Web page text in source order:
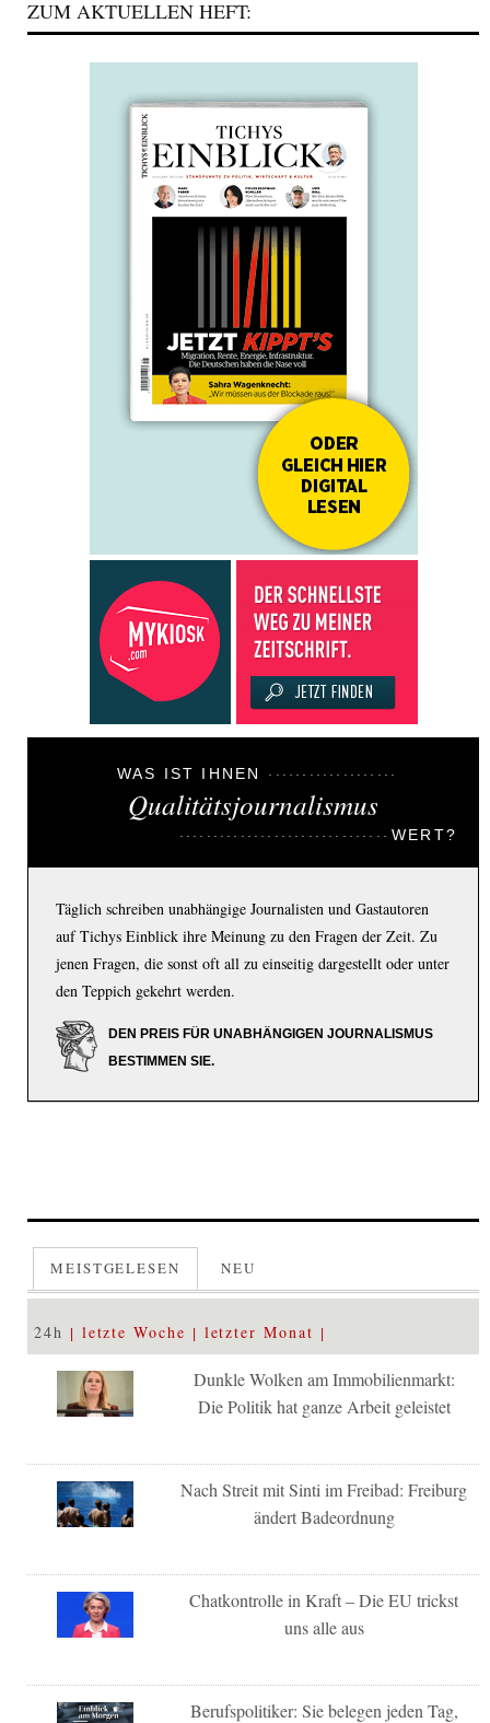
ZUM AKTUELLEN HEFT:
WAS IST IHNEN
Qualitätsjournalismus
WERT?
Täglich schreiben unabhängige Journalisten und Gastautoren
auf Tichys Einblick ihre Meinung zu den Fragen der Zeit. Zu
jenen Fragen, die sonst oft all zu einseitig dargestellt oder unter
den Teppich gekehrt werden.
DEN PREIS FÜR UNABHÄNGIGEN JOURNALISMUS
BESTIMMEN SIE.
MEISTGELESEN NEU
24h letzte Woche letzter Monat
Dunkle Wolken am Immobilienmarkt:
Die Politik hat ganze Arbeit geleistet
Nach Streit mit Sinti im Freibad: Freiburg
ändert Badeordnung
Chatkontrolle in Kraft – Die EU trickst
uns alle aus
Berufspolitiker: Sie belegen jeden Tag,